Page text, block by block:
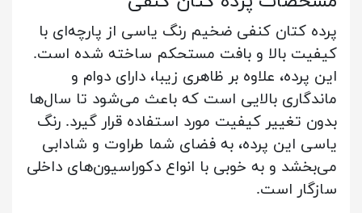
پرده کتان کنفی ضخیم رنگ یاسی از پارچه‌ای با
کیفیت بالا و بافت مستحکم ساخته شده است.
این پرده، علاوه بر ظاهری زیبا، دارای دوام و
ماندگاری بالایی است که باعث می‌شود تا سال‌ها
بدون تغییر کیفیت مورد استفاده قرار گیرد. رنگ
یاسی این پرده، به فضای شما طراوت و شادابی
می‌بخشد و به خوبی با انواع دکوراسیون‌های داخلی
سازگار است.